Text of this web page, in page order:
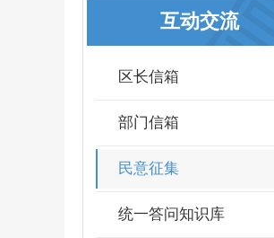
互动交流
区长信箱
部门信箱
民意征集
统一答问知识库